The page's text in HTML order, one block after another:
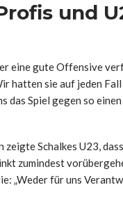
und
eine gute Offensive
hatten sie auf jeden
das Spiel gegen so
Schalkes U23,
zumindest
„Weder für uns